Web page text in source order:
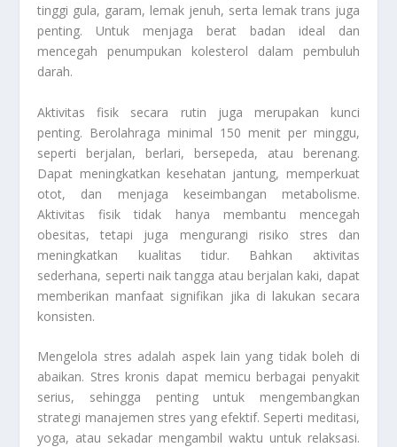
tinggi gula, garam, lemak jenuh, serta lemak trans juga
penting. Untuk menjaga berat badan ideal dan
mencegah penumpukan kolesterol dalam pembuluh
darah.
Aktivitas fisik secara rutin juga merupakan kunci
penting. Berolahraga minimal 150 menit per minggu,
seperti berjalan, berlari, bersepeda, atau berenang.
Dapat meningkatkan kesehatan jantung, memperkuat
otot, dan menjaga keseimbangan metabolisme.
Aktivitas fisik tidak hanya membantu mencegah
obesitas, tetapi juga mengurangi risiko stres dan
meningkatkan kualitas tidur. Bahkan aktivitas
sederhana, seperti naik tangga atau berjalan kaki, dapat
memberikan manfaat signifikan jika di lakukan secara
konsisten.
Mengelola stres adalah aspek lain yang tidak boleh di
abaikan. Stres kronis dapat memicu berbagai penyakit
serius, sehingga penting untuk mengembangkan
strategi manajemen stres yang efektif. Seperti meditasi,
yoga, atau sekadar mengambil waktu untuk relaksasi.